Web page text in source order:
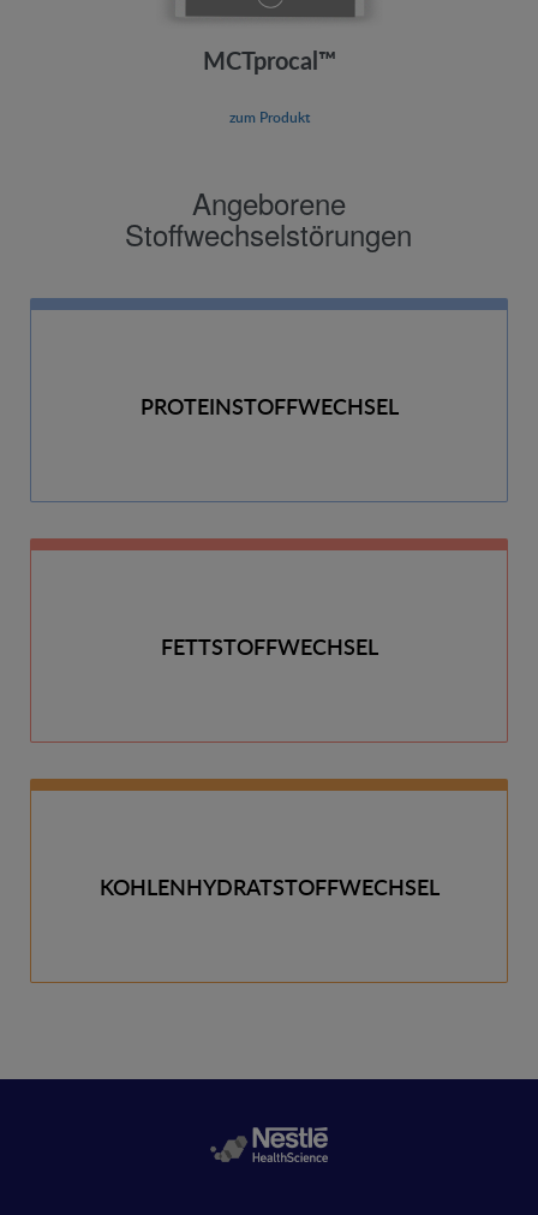
MCTprocal™
zum Produkt
Angeborene
Stoffwechselstörungen
PROTEINSTOFFWECHSEL
FETTSTOFFWECHSEL
KOHLENHYDRATSTOFFWECHSEL